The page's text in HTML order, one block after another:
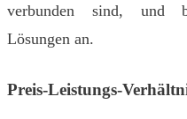
verbunden sind, und
Lösungen an.
Preis-Leistungs-